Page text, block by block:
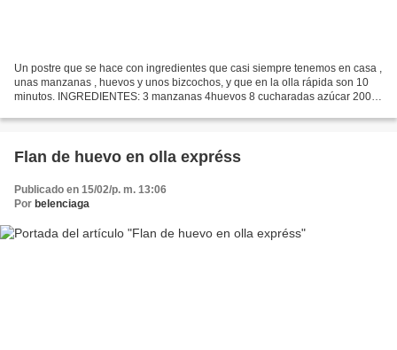
Un postre que se hace con ingredientes que casi siempre tenemos en casa ,
unas manzanas , huevos y unos bizcochos, y que en la olla rápida son 10
minutos. INGREDIENTES: 3 manzanas 4huevos 8 cucharadas azúcar 200cc
Flan de huevo en olla expréss
Publicado en 15/02/p. m. 13:06
Por belenciaga